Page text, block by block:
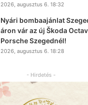
2026, augusztus 6. 18:32
Nyári bombaajánlat
áron vár az új Škoda
Porsche Szegednél!
2026, augusztus 6. 18:28
- Hirdetés -